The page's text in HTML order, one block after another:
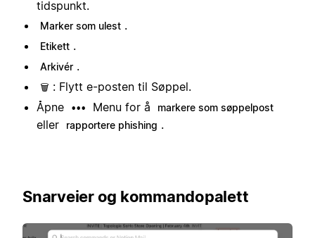
tidspunkt.
Marker som ulest .
Etikett .
Arkivér .
🗑️ : Flytt e-posten til Søppel.
Åpne
••• Menu for å markere som søppelpost
eller rapportere phishing .
Snarveier og kommandopalett